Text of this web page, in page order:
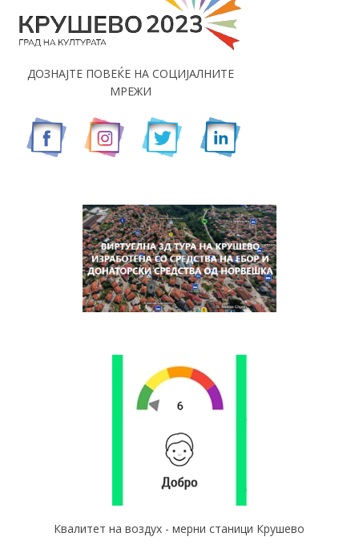
ДОЗНАЈТЕ ПОВЕЌЕ НА СОЦИЈАЛНИТЕ
МРЕЖИ
Квалитет на воздух - мерни станици Крушево